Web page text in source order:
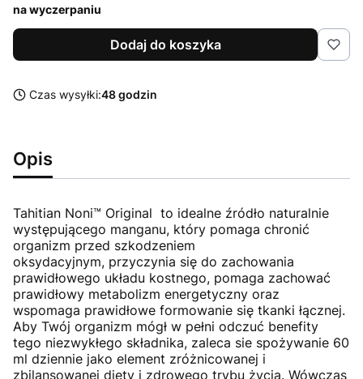
na wyczerpaniu
Dodaj do koszyka
Czas wysyłki:48 godzin
Opis
Tahitian Noni™ Original to idealne źródło naturalnie
występującego manganu, który pomaga chronić
organizm przed szkodzeniem
oksydacyjnym, przyczynia się do zachowania
prawidłowego układu kostnego, pomaga zachować
prawidłowy metabolizm energetyczny oraz
wspomaga prawidłowe formowanie się tkanki łącznej.
Aby Twój organizm mógł w pełni odczuć benefity
tego niezwykłego składnika, zaleca sie spożywanie 60
ml dziennie jako element zróżnicowanej i
zbilansowanej diety i zdrowego trybu życia. Wówczas